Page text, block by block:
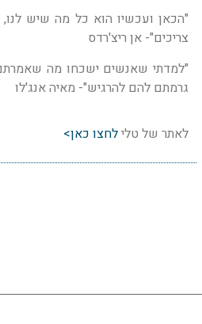
"הכאן ועכשיו הוא כל מה שיש
צריכים"- אן ריצ'רדס
"למדתי שאנשים ישכחו מה
גרמתם להם להרגיש"- מאיה אנג'לו
לאתר של טלילחצו כאן>